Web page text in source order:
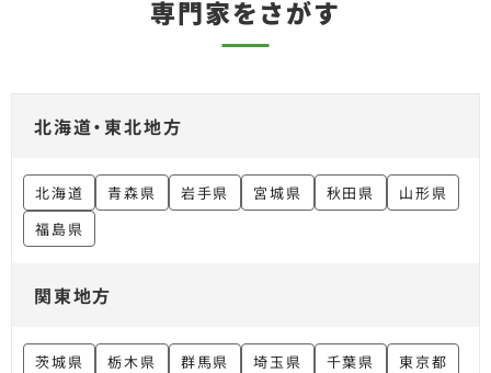
専門家をさがす
北海道・東北地方
北海道 青森県 岩手県 宮城県 秋田県
山形県
福島県
関東地方
茨城県 栃木県 群馬県 埼玉県 千葉県
東京都